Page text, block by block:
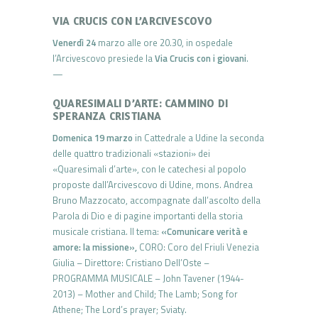
VIA CRUCIS CON L’ARCIVESCOVO
Venerdì 24 marzo alle ore 20.30, in ospedale
l’Arcivescovo presiede laVia Crucis con i giovani.
—
QUARESIMALI D’ARTE: CAMMINO DI
SPERANZA CRISTIANA
Domenica 19 marzo in Cattedrale a Udine la seconda
delle quattro tradizionali «stazioni» dei
«Quaresimali d’arte», con le catechesi al popolo
proposte dall’Arcivescovo di Udine, mons. Andrea
Bruno Mazzocato, accompagnate dall’ascolto della
Parola di Dio e di pagine importanti della storia
musicale cristiana. Il tema: «Comunicare verità e
amore: la missione», CORO: Coro del Friuli Venezia
Giulia – Direttore: Cristiano Dell’Oste –
PROGRAMMA MUSICALE – John Tavener (1944-
2013) – Mother and Child; The Lamb; Song for
Athene; The Lord’s prayer; Sviaty.